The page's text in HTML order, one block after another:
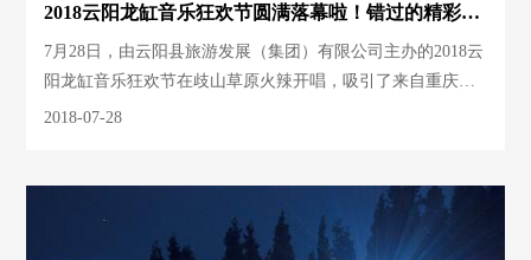
2018云阳龙缸音乐狂欢节圆满落幕啦！错过的精彩都
在这儿···
7月28日，由云阳县旅游发展（集团）有限公司主办的2018云
阳龙缸音乐狂欢节在歧山草原火辣开唱，吸引了来自重庆、
湖南、湖北、四川等地及本地居民参加。
2018-07-28